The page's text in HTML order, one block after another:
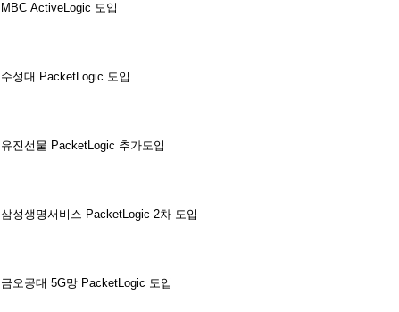
MBC ActiveLogic 도입
수성대 PacketLogic 도입
유진선물 PacketLogic 추가도입
삼성생명서비스 PacketLogic 2차 도입
금오공대 5G망 PacketLogic 도입